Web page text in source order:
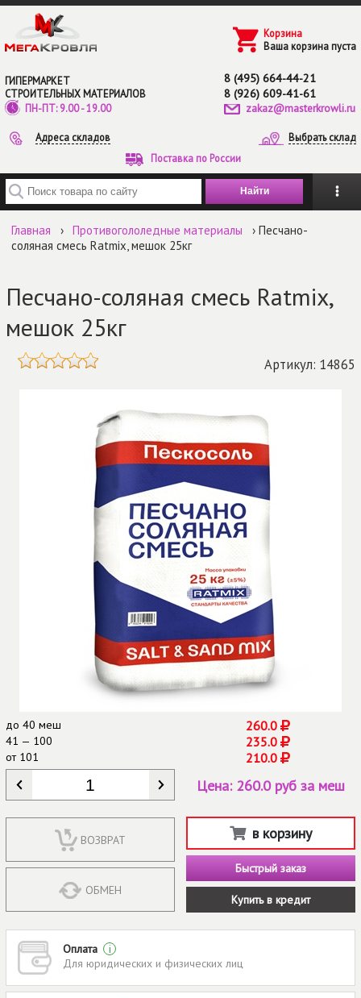
Перейти к основному содержанию
ГИПЕРМАРКЕТ
СТРОИТЕЛЬНЫХ МАТЕРИАЛОВ
ПН-ПТ: 9.00 - 19.00
8 (495) 664-44-21
8 (926) 609-41-61
zakaz@masterkrowli.ru
Адреса складов
Выбрать склад
Поставка по России
Корзина
Ваша корзина пуста
Введите ключевые слова для поиска
Главная › Противогололедные материалы
› Песчано-
соляная смесь Ratmix, мешок 25кг
Песчано-соляная смесь Ratmix,
мешок 25кг
Артикул: 14865
до 40 меш 260.0
41 — 100 235.0
от101 210.0
КОЛИЧЕСТВО
ВОЗВРАТ
ОБМЕН
Цена: 260.0 руб за меш
в корзину
Быстрый заказ
Купить в кредит
Оплата
i
Для юридических и физических лиц